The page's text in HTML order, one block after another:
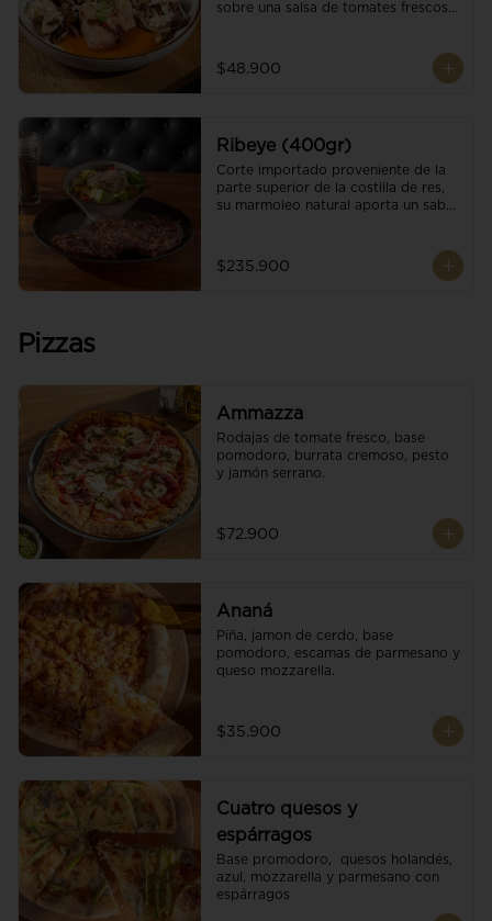
sobre una salsa de tomates frescos y
$48.900
Ribeye (400gr)
Corte importado proveniente de la
parte superior de la costilla de res,
su marmoleo natural aporta un sabor
con cristales de sal y mantequilla de
ajo y pimientos. Acompañado de una
$235.900
Pizzas
Ammazza
Rodajas de tomate fresco, base
pomodoro, burrata cremoso, pesto
y jamón serrano.
$72.900
Ananá
Piña, jamon de cerdo, base
pomodoro, escamas de parmesano y
queso mozzarella.
$35.900
Cuatro quesos y
espárragos
Base promodoro,  quesos holandés,
azul, mozzarella y parmesano con
espárragos